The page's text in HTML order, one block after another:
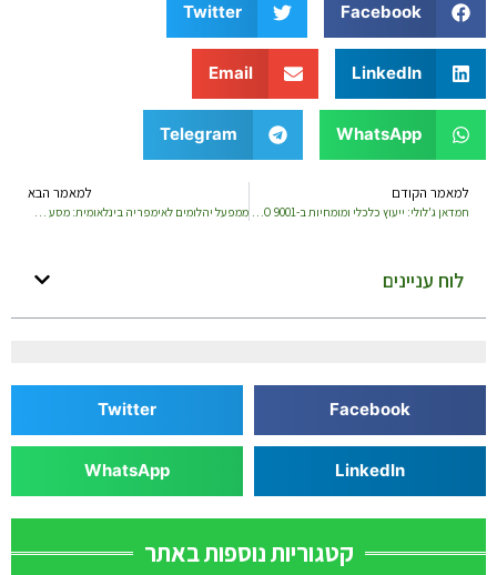
Facebook
Twitter
LinkedIn
Email
WhatsApp
Telegram
למאמר הקודם למאמר הבא
לוח עניינים
Facebook
Twitter
LinkedIn
WhatsApp
קטגוריות נוספות באתר